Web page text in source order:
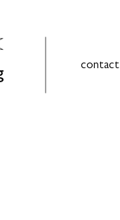
contact